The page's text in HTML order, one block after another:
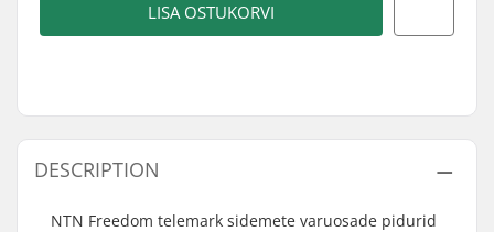
LISA OSTUKORVI
DESCRIPTION
NTN Freedom telemark sidemete varuosade pidurid